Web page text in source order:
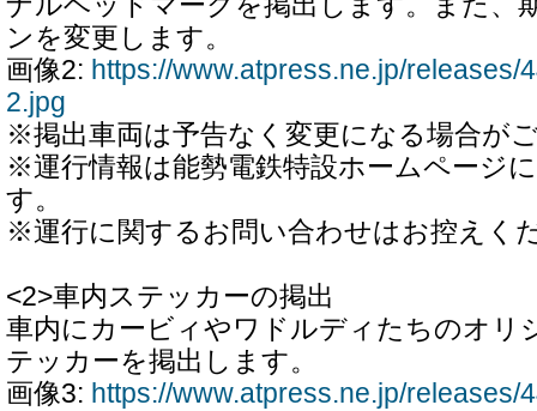
ンを変更します。
画像2: https://www.atpress.ne.jp/releases/
2.jpg
※掲出車両は予告なく変更になる場合が
※運行情報は能勢電鉄特設ホームページ
す。
※運行に関するお問い合わせはお控えく
<2>車内ステッカーの掲出
車内にカービィやワドルディたちのオリ
テッカーを掲出します。
画像3: https://www.atpress.ne.jp/releases/